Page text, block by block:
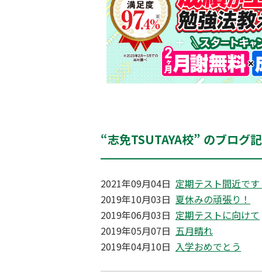
“志免TSUTAYA校” のブログ
2021年09月04日 定期テスト間近で
2019年10月03日 夏休みの頑張り！
2019年06月03日 定期テストに向けて
2019年05月07日 五月晴れ
2019年04月10日 入学おめでとう